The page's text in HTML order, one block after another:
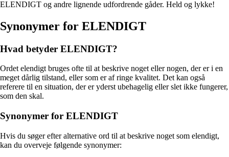
ELENDIGT og andre lignende udfordrende gåder. Held og lykke!
Synonymer for ELENDIGT
Hvad betyder ELENDIGT?
Ordet elendigt bruges ofte til at beskrive noget eller nogen, der er i en
meget dårlig tilstand, eller som er af ringe kvalitet. Det kan også
referere til en situation, der er yderst ubehagelig eller slet ikke fungerer,
som den skal.
Synonymer for ELENDIGT
Hvis du søger efter alternative ord til at beskrive noget som elendigt,
kan du overveje følgende synonymer: